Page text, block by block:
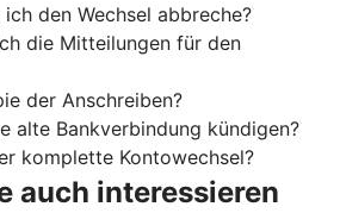
den Wechsel abbreche?
die Mitteilungen für den
der Anschreiben?
alte Bankverbindung kündigen?
komplette Kontowechsel?
auch interessieren